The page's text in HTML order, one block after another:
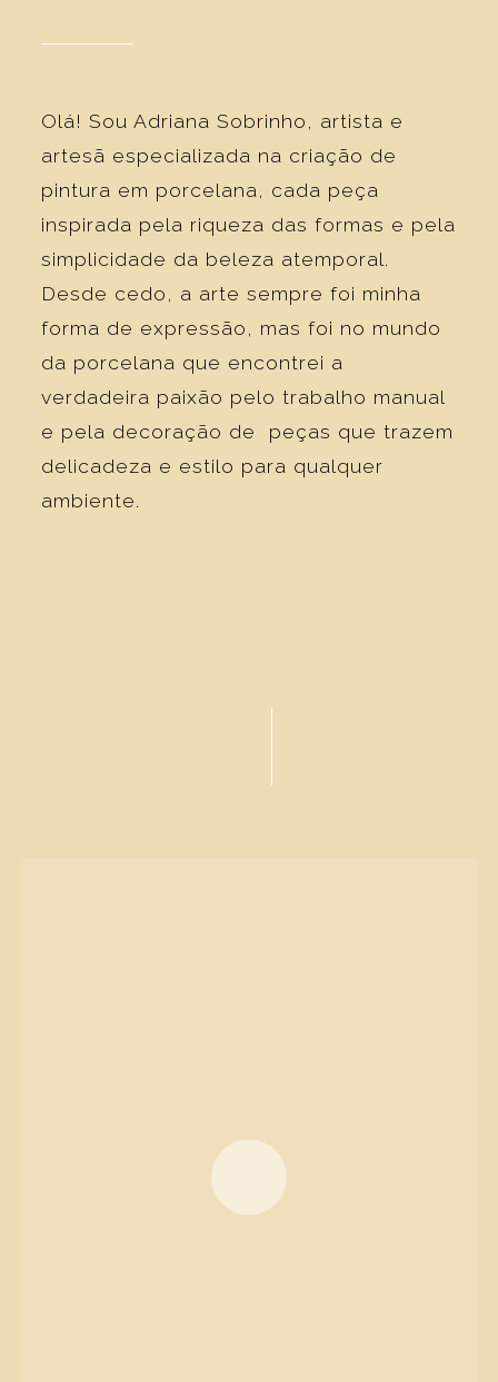
Olá! Sou Adriana Sobrinho, artista e
artesã especializada na criação de
pintura em porcelana, cada peça
inspirada pela riqueza das formas e pela
simplicidade da beleza atemporal.
Desde cedo, a arte sempre foi minha
forma de expressão, mas foi no mundo
da porcelana que encontrei a
verdadeira paixão pelo trabalho manual
e pela decoração de peças que trazem
delicadeza e estilo para qualquer
ambiente.